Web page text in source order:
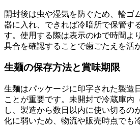
開封後は虫や湿気を防ぐため、輪ゴ
器に入れ、できれば冷暗所で保管す
す。使用する際は表示のゆで時間よ
具合を確認することで歯ごたえを活
生麺の保存方法と賞味期限
生麺はパッケージに印字された製造
ことが重要です。未開封で冷蔵庫内
し、製造から数日以内に使い切るの
化に弱いため、物流や販売時点でも